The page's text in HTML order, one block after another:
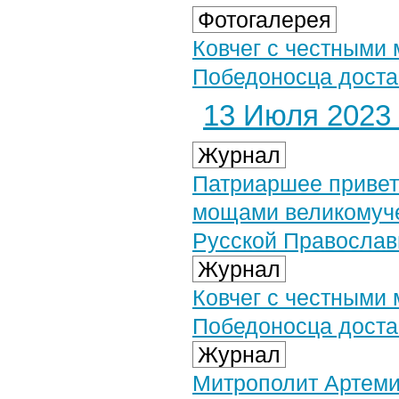
Фотогалерея
Ковчег с честными
Победоносца
13 Июля 2023
Журнал
Патриаршее
мощами
Русской
Журнал
Ковчег с честными
Победоносца
Журнал
Митрополит